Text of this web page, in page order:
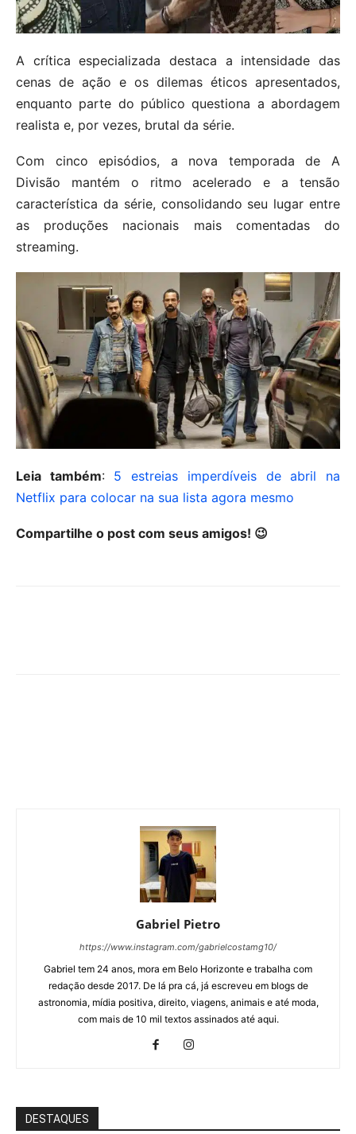
A crítica especializada destaca a intensidade das
cenas de ação e os dilemas éticos apresentados,
enquanto parte do público questiona a abordagem
realista e, por vezes, brutal da série. ​
Com cinco episódios, a nova temporada de A
Divisão mantém o ritmo acelerado e a tensão
característica da série, consolidando seu lugar entre
as produções nacionais mais comentadas do
streaming.
Leia também: 5 estreias imperdíveis de abril na
Netflix para colocar na sua lista agora mesmo
Compartilhe o post com seus amigos! 😉
Gabriel Pietro
https://www.instagram.com/gabrielcostamg10/
Gabriel tem 24 anos, mora em Belo Horizonte e trabalha com
redação desde 2017. De lá pra cá, já escreveu em blogs de
astronomia, mídia positiva, direito, viagens, animais e até moda,
com mais de 10 mil textos assinados até aqui.
DESTAQUES